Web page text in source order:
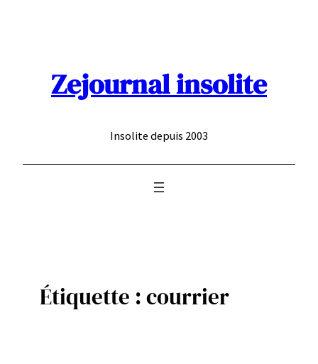
Zejournal insolite
Insolite depuis 2003
Étiquette :courrier